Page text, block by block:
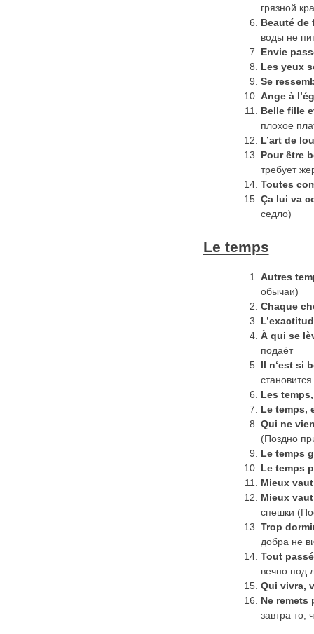
грязной
Beauté de
воды не
Envie
Les yeux
Se
Ange à
Belle fille
плохое
L’art de
Pour être
требует
Toutes
Ça lui va
седло)
Le temps
Autres
обычаи)
Chaque
À qui se
подаёт
Il n‘est si
Les
Le temps,
Qui ne
(Поздно
Le temps
Le temps
Mieux
Mieux vaut
спешки
Trop
добра не
Tout pass
вечно под
Qui vivra,
Ne remets
завтра то,